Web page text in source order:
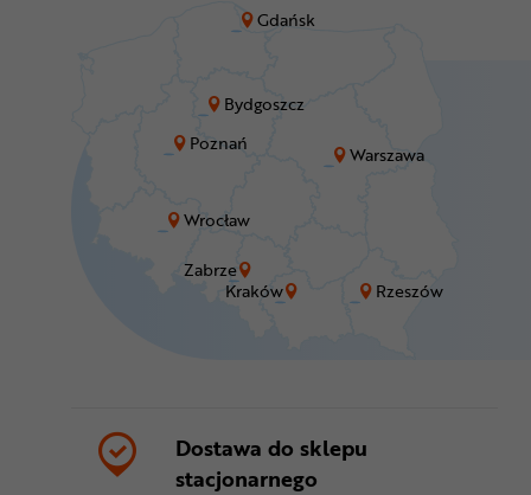
Bydgoszcz
Gdańsk
Kraków
Poznań
Rzeszów
Warszawa
Wrocław
Zabrze
Dostawa do sklepu
stacjonarnego